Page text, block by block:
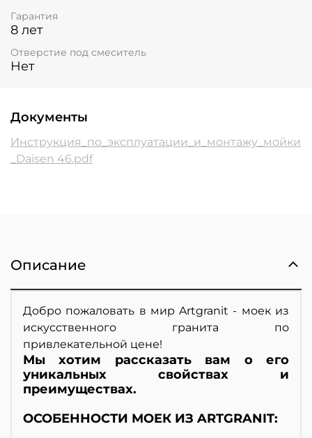
Гарантия
8 лет
Отверстие под смеситель
Нет
Документы
Инструкция_по_эксплуатации_и_монтажу_мойки
_Daisen 46.pdf
Описание
Добро пожаловать в мир Artgranit - моек из
искусственного гранита по
привлекательной цене!
Мы хотим рассказать вам о его
уникальных свойствах и
преимуществах.
ОСОБЕННОСТИ МОЕК ИЗ ARTGRANIT: